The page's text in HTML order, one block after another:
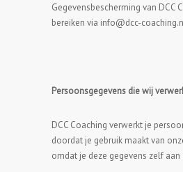
Gegevensbescherming van DCC
bereiken via info@dcc-
Persoonsgegevens die wij
DCC Coaching verwerkt je
doordat je gebruik maakt van
omdat je deze gegevens zelf aan